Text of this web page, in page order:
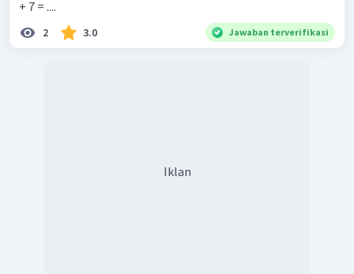
+ 7 = ....
2 3.0 Jawaban terverifikasi
Iklan